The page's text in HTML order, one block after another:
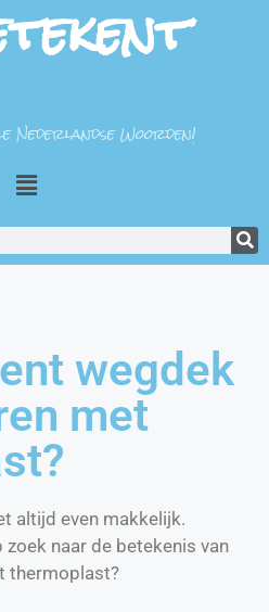
Nederlandse Woorden!
wegdek
met
altijd even makkelijk.
naar de betekenis van
thermoplast?